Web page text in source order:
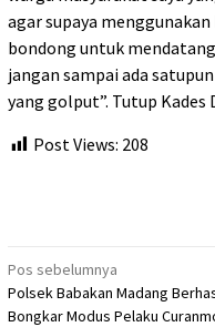
agar supaya
bondong untuk
jangan sampai ada
yang golput”. Tutup Kades
Post Views: 208
Navigasi
pos
Pos sebelumnya
Polsek Babakan Madang
Bongkar Modus Pelaku